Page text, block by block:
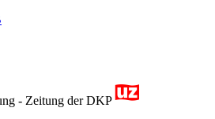
- Zeitung der DKP